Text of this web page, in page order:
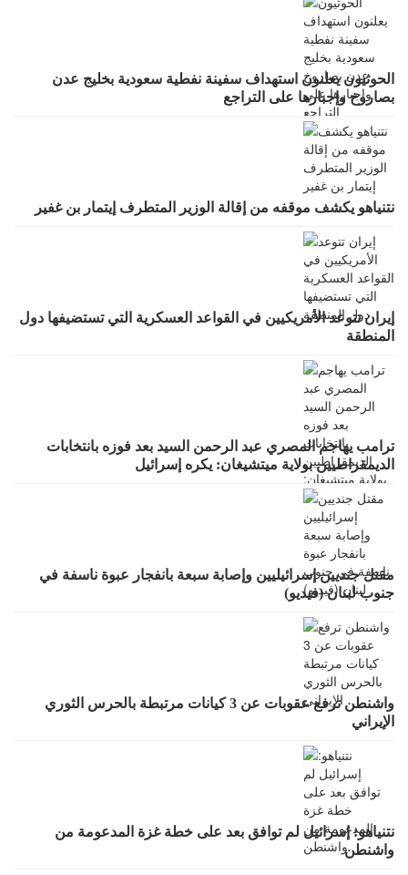
الحوثيون يعلنون استهداف سفينة نفطية سعودية بخليج عدن
بصاروخ وإجبارها على التراجع
نتنياهو يكشف موقفه من إقالة الوزير المتطرف إيتمار بن غفير
إيران تتوعد الأمريكيين في القواعد العسكرية التي تستضيفها دول
المنطقة
ترامب يهاجم المصري عبد الرحمن السيد بعد فوزه بانتخابات
الديمقراطيين بولاية ميتشيغان: يكره إسرائيل
مقتل جنديين إسرائيليين وإصابة سبعة بانفجار عبوة ناسفة في
جنوب لبنان (فيديو)
واشنطن ترفع عقوبات عن 3 كيانات مرتبطة بالحرس الثوري
الإيراني
نتنياهو: إسرائيل لم توافق بعد على خطة غزة المدعومة من
واشنطن